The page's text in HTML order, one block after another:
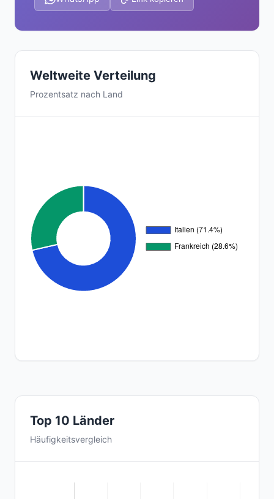
Weltweite Verteilung
Prozentsatz nach Land
Top 10 Länder
Häufigkeitsvergleich